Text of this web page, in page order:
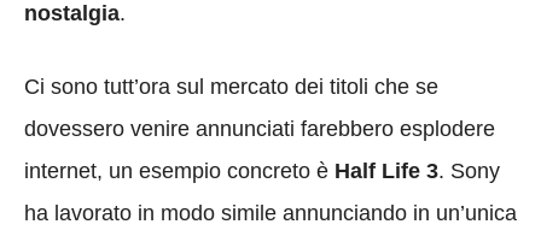
nostalgia.
Ci sono tutt’ora sul mercato dei titoli che se
dovessero venire annunciati farebbero esplodere
internet, un esempio concreto è Half Life 3. Sony
ha lavorato in modo simile annunciando in un’unica